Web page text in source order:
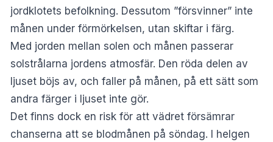
jordklotets befolkning. Dessutom ”försvinner” inte
månen under förmörkelsen, utan skiftar i färg.
Med jorden mellan solen och månen passerar
solstrålarna jordens atmosfär. Den röda delen av
ljuset böjs av, och faller på månen, på ett sätt som
andra färger i ljuset inte gör.
Det finns dock en risk för att vädret försämrar
chanserna att se blodmånen på söndag. I helgen